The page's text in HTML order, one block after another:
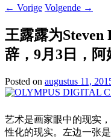
← Vorige Volgende →
王露露为
辞，9月3日，阿
Posted on augustus 11,
艺术是画家眼中的现实
性化的现实。左边一张